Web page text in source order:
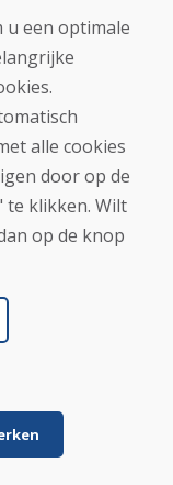
en
De ski's zijn
>
u een optimale
alle cookies
door op de
te klikken. Wilt
op de knop